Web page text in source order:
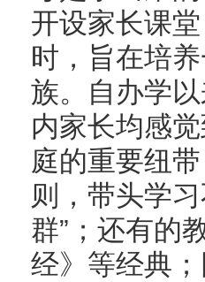
开设家长课
时，旨在培
族。自办学
内家长均感
庭的重要纽
则，带头学
群”；还有的
经》等经典